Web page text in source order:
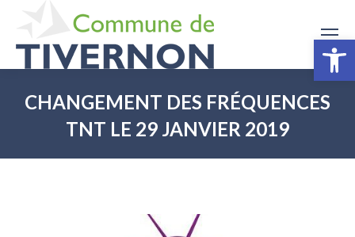
CHANGEMENT DES FRÉQUENCES
TNT LE 29 JANVIER 2019